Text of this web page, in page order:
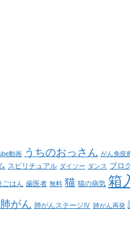
動画 うちのおっさん がん免疫
スピリチュアル ダイソー ダンス ブロ
ごはん 歯医者 無料 猫 猫の病気 箱
肺がん 肺がんステージⅣ 肺がん再発